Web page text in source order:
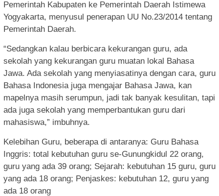
Pemerintah Kabupaten ke Pemerintah Daerah Istimewa
Yogyakarta, menyusul penerapan UU No.23/2014 tentang
Pemerintah Daerah.
“Sedangkan kalau berbicara kekurangan guru, ada
sekolah yang kekurangan guru muatan lokal Bahasa
Jawa. Ada sekolah yang menyiasatinya dengan cara, guru
Bahasa Indonesia juga mengajar Bahasa Jawa, kan
mapelnya masih serumpun, jadi tak banyak kesulitan, tapi
ada juga sekolah yang memperbantukan guru dari
mahasiswa,” imbuhnya.
Kelebihan Guru, beberapa di antaranya: Guru Bahasa
Inggris: total kebutuhan guru se-Gunungkidul 22 orang,
guru yang ada 39 orang; Sejarah: kebutuhan 15 guru, guru
yang ada 18 orang; Penjaskes: kebutuhan 12, guru yang
ada 18 orang